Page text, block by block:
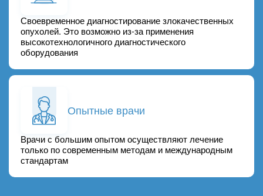
Своевременное диагностирование злокачественных
опухолей. Это возможно из-за применения
высокотехнологичного диагностического
оборудования
Опытные врачи
Врачи с большим опытом осуществляют лечение
только по современным методам и международным
стандартам